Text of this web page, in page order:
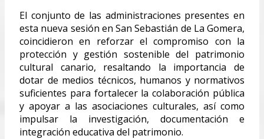
El conjunto de las administraciones presentes en
esta nueva sesión en San Sebastián de La Gomera,
coincidieron en reforzar el compromiso con la
protección y gestión sostenible del patrimonio
cultural canario, resaltando la importancia de
dotar de medios técnicos, humanos y normativos
suficientes para fortalecer la colaboración pública
y apoyar a las asociaciones culturales, así como
impulsar la investigación, documentación e
integración educativa del patrimonio.